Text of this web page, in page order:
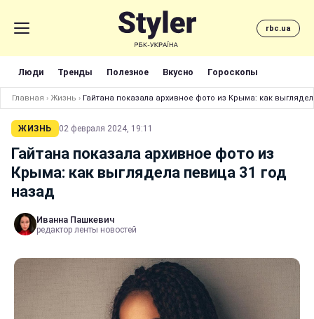
rbc.ua
Люди Тренды Полезное Вкусно Гороскопы
Главная › Жизнь › Гайтана показала архивное фото из Крыма: как
ЖИЗНЬ 02 февраля 2024, 19:11
Гайтана показала архивное фото из
Крыма: как выглядела певица 31 год
назад
Иванна Пашкевич
редактор ленты новостей